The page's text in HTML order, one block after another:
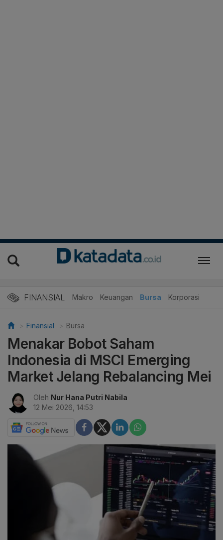
FINANSIAL Makro Keuangan Bursa Korporasi
Finansial Bursa
Menakar Bobot Saham
Indonesia di MSCI Emerging
Market Jelang Rebalancing Mei
Oleh Nur Hana Putri Nabila
12 Mei 2026, 14:53